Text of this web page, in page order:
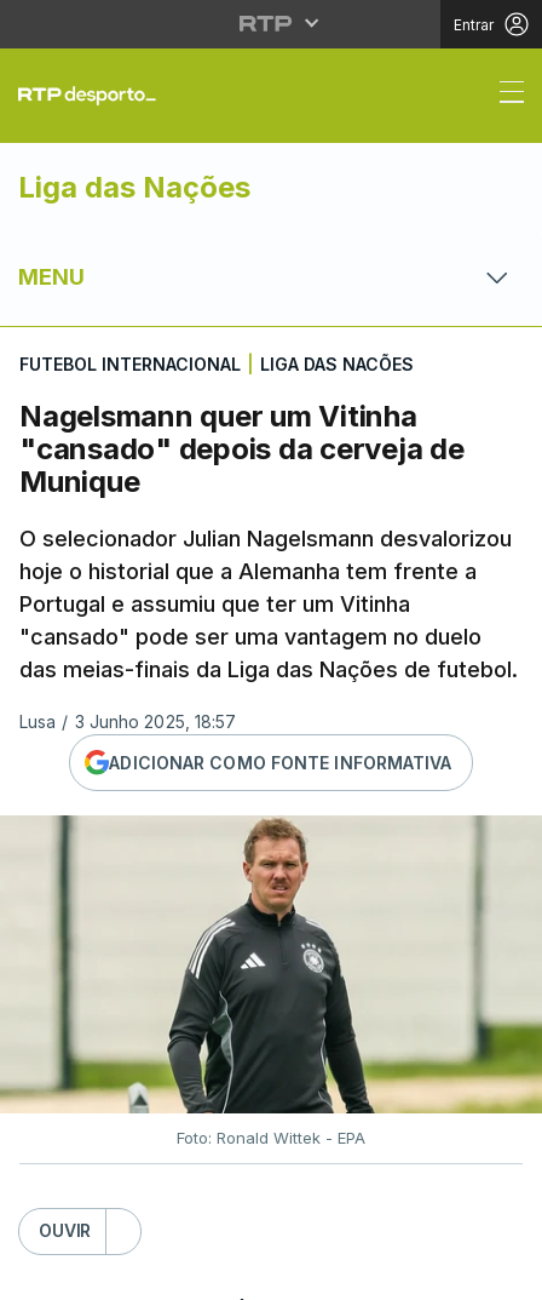
Entrar
Nagelsmann quer um
Liga das Nações
MENU
FUTEBOL INTERNACIONAL LIGA DAS NACÕES
Nagelsmann quer um Vitinha
"cansado" depois da cerveja de
Munique
O selecionador Julian Nagelsmann desvalorizou
hoje o historial que a Alemanha tem frente a
Portugal e assumiu que ter um Vitinha
"cansado" pode ser uma vantagem no duelo
das meias-finais da Liga das Nações de futebol.
Lusa / 3 Junho 2025, 18:57
ADICIONAR COMO FONTE INFORMATIVA
Foto: Ronald Wittek - EPA
OUVIR